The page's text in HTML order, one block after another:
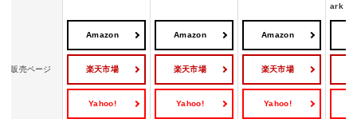
ark III
販売ページ
Amazon
楽天市場
Yahoo!
Amazon
楽天市場
Yahoo!
Amazon
楽天市場
Yahoo!